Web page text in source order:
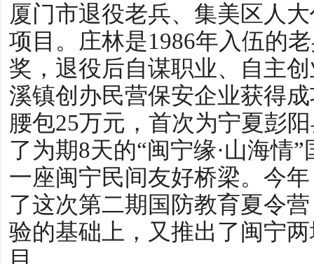
厦门市退役老兵、集美区人
项目。庄林是1986年入伍的
奖，退役后自谋职业、自主
溪镇创办民营保安企业获得
腰包25万元，首次为宁夏彭
了为期8天的“闽宁缘·山海情
一座闽宁民间友好桥梁。今
了这次第二期国防教育夏令
验的基础上，又推出了闽宁
目。